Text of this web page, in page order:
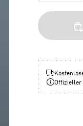
Offizieller